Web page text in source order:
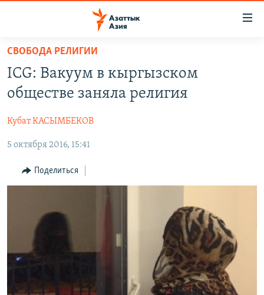
Вернуться
основному
содержанию
навигации
Вернутся
КАЗАХСТАН
УЗБЕКИСТАН
ТАДЖИКИСТАН
НОВОСТИ
НА ДРУГИХ ЯЗЫКАХ
ҚАЗАҚША
КЫРГЫЗЧА
ТОҶИКӢ
Все сайты РСЕ/РС
СВОБОДА РЕЛИГИИ
ICG: Вакуум в кыргызском
обществе заняла религия
Кубат КАСЫМБЕКОВ
5 октября 2016, 15:41
Поделиться